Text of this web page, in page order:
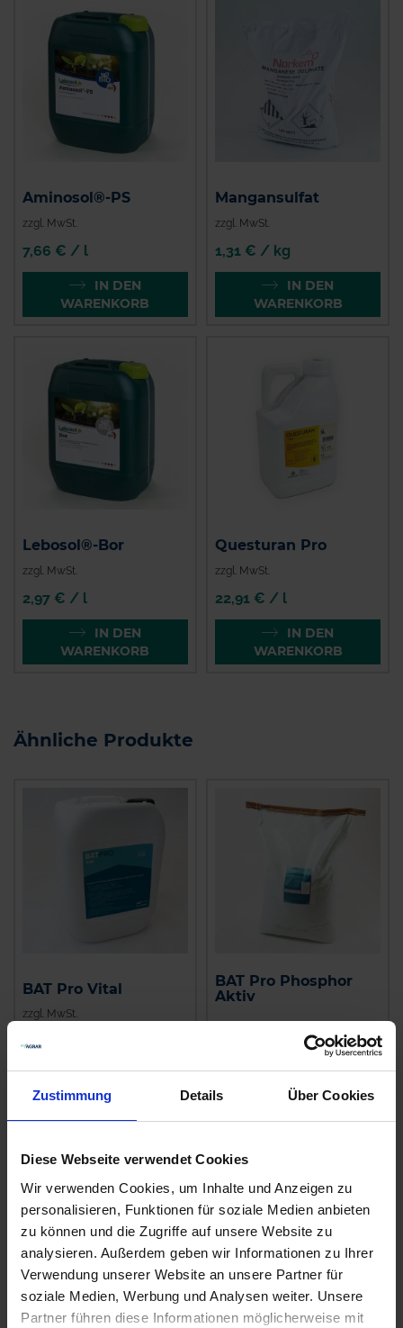
Zustimmung Details Über Cookies
Diese Webseite verwendet Cookies
Wir verwenden Cookies, um Inhalte und Anzeigen zu
personalisieren, Funktionen für soziale Medien anbieten
zu können und die Zugriffe auf unsere Website zu
analysieren. Außerdem geben wir Informationen zu Ihrer
Verwendung unserer Website an unsere Partner für
soziale Medien, Werbung und Analysen weiter. Unsere
Partner führen diese Informationen möglicherweise mit
Aminosol®-PS
zzgl. MwSt.
7,66 € / l
IN DEN
WARENKORB
Mangansulfat
zzgl. MwSt.
1,31 € / kg
IN DEN
WARENKORB
Lebosol®-Bor
zzgl. MwSt.
2,97 € / l
IN DEN
WARENKORB
Questuran Pro
zzgl. MwSt.
22,91 € / l
IN DEN
WARENKORB
Ähnliche Produkte
BAT Pro Vital
zzgl. MwSt.
8,32 € / l
IN DEN
WARENKORB
BAT Pro Phosphor
Aktiv
ZUM PRODUKT